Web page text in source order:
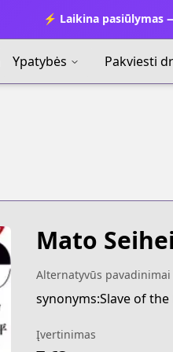
⚡ Laikina pasiūlymas
Ypatybės Pakviesti
Mato
Alternatyvūs pavadinimai
synonyms:Slave of
Įvertinimas